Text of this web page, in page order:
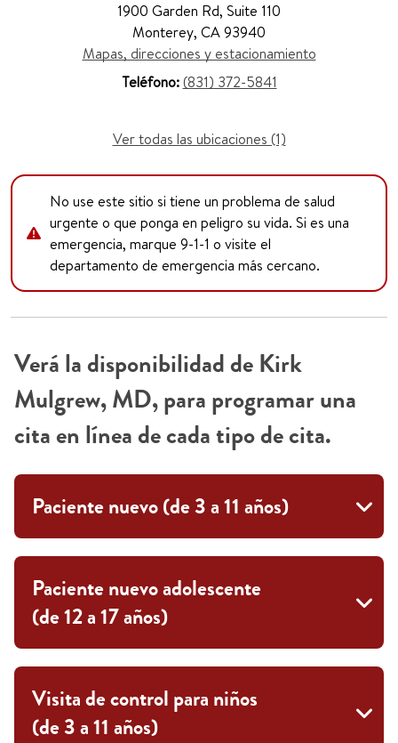
1900 Garden Rd, Suite 110
Monterey, CA 93940
Mapas, direcciones y estacionamiento
Teléfono:(831) 372-5841
Ver todas las ubicaciones (1)
No use este sitio si tiene un problema de salud
urgente o que ponga en peligro su vida. Si es una
emergencia, marque 9-1-1 o visite el
departamento de emergencia más cercano.
Verá la disponibilidad de Kirk
Mulgrew, MD, para programar una
cita en línea de cada tipo de cita.
Paciente nuevo (de 3 a 11 años)
Paciente nuevo adolescente
(de 12 a 17 años)
Visita de control para niños
(de 3 a 11 años)